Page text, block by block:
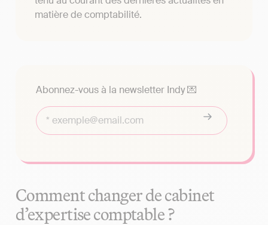
matière de comptabilité.
Abonnez-vous à la newsletter Indy 💌
Comment changer de cabinet
d’expertise comptable ?